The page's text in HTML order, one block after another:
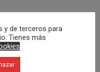
siglo y ya estás sudando frío
WhatsApp? Sabemos que
y de terceros para
Tienes más